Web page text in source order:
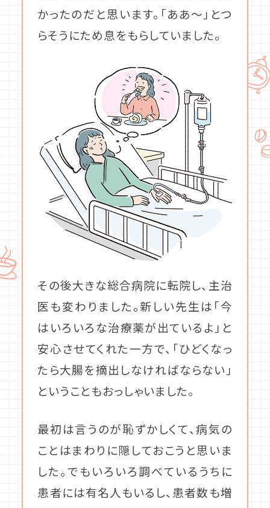
かったのだと思います。「ああ～」とつ
らそうにため息をもらしていました。
その後大きな総合病院に転院し、主治
医も変わりました。新しい先生は「今
はいろいろな治療薬が出ているよ」と
安心させてくれた一方で、「ひどくなっ
たら大腸を摘出しなければならない」
ということもおっしゃいました。
最初は言うのが恥ずかしくて、病気の
ことはまわりに隠しておこうと思いま
した。でもいろいろ調べているうちに
患者には有名人もいるし、患者数も増